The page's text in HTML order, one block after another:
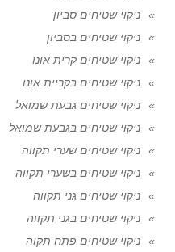
ניקוי שטיחים סביון
ניקוי שטיחים בסביון
ניקוי שטיחים קרית אונו
ניקוי שטיחים בקריית אונו
ניקוי שטיחים גבעת שמואל
ניקוי שטיחים בגבעת שמואל
ניקוי שטיחים שערי תקווה
ניקוי שטיחים בשערי תקווה
ניקוי שטיחים גני תקווה
ניקוי שטיחים בגני תקווה
ניקוי שטיחים פתח תקוה